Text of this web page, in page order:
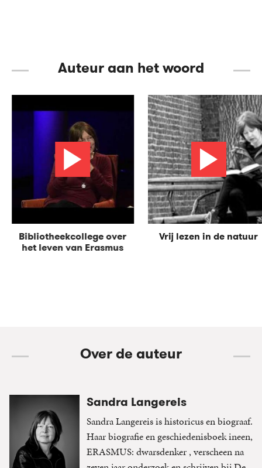
Auteur aan het woord
Bibliotheekcollege over
het leven van Erasmus
Vrij lezen in de natuur
Over de auteur
Sandra Langereis
Sandra Langereis is historicus en biograaf.
Haar biografie en geschiedenisboek ineen,
ERASMUS: dwarsdenker , verscheen na